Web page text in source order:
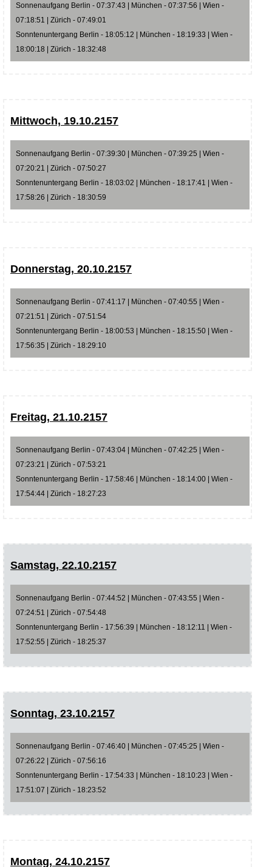
Sonnenaufgang Berlin - 07:37:43 | München - 07:37:56 | Wien -
07:18:51 | Zürich - 07:49:01
Sonntenuntergang Berlin - 18:05:12 | München - 18:19:33 | Wien -
18:00:18 | Zürich - 18:32:48
Mittwoch, 19.10.2157
Sonnenaufgang Berlin - 07:39:30 | München - 07:39:25 | Wien -
07:20:21 | Zürich - 07:50:27
Sonntenuntergang Berlin - 18:03:02 | München - 18:17:41 | Wien -
17:58:26 | Zürich - 18:30:59
Donnerstag, 20.10.2157
Sonnenaufgang Berlin - 07:41:17 | München - 07:40:55 | Wien -
07:21:51 | Zürich - 07:51:54
Sonntenuntergang Berlin - 18:00:53 | München - 18:15:50 | Wien -
17:56:35 | Zürich - 18:29:10
Freitag, 21.10.2157
Sonnenaufgang Berlin - 07:43:04 | München - 07:42:25 | Wien -
07:23:21 | Zürich - 07:53:21
Sonntenuntergang Berlin - 17:58:46 | München - 18:14:00 | Wien -
17:54:44 | Zürich - 18:27:23
Samstag, 22.10.2157
Sonnenaufgang Berlin - 07:44:52 | München - 07:43:55 | Wien -
07:24:51 | Zürich - 07:54:48
Sonntenuntergang Berlin - 17:56:39 | München - 18:12:11 | Wien -
17:52:55 | Zürich - 18:25:37
Sonntag, 23.10.2157
Sonnenaufgang Berlin - 07:46:40 | München - 07:45:25 | Wien -
07:26:22 | Zürich - 07:56:16
Sonntenuntergang Berlin - 17:54:33 | München - 18:10:23 | Wien -
17:51:07 | Zürich - 18:23:52
Montag, 24.10.2157